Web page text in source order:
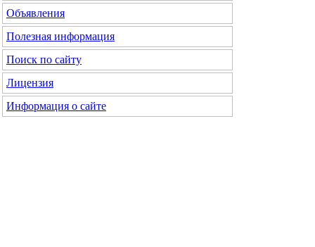
Объявления
Полезная информация
Поиск по сайту
Лицензия
Информация о сайте